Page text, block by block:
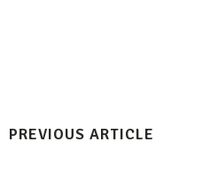
PREVIOUS ARTICLE